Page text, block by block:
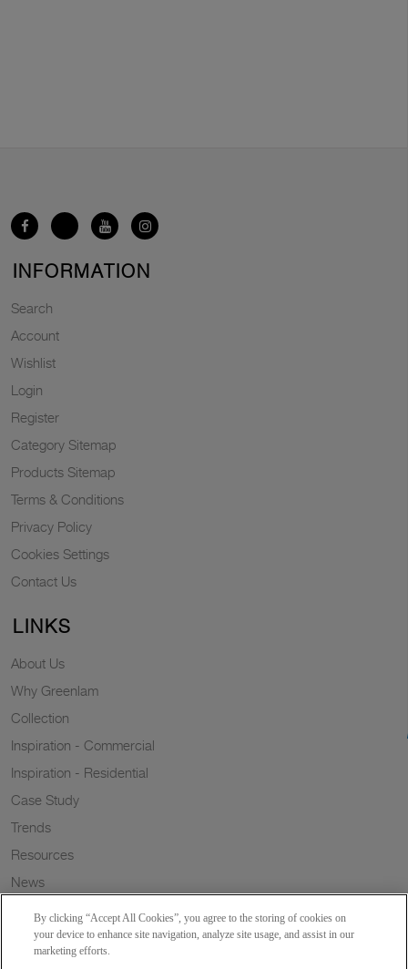
INFORMATION
Search
Account
Wishlist
Login
Register
Category Sitemap
Products Sitemap
Terms & Conditions
Privacy Policy
Cookies Settings
Contact Us
LINKS
About Us
Why Greenlam
Collection
Inspiration - Commercial
Inspiration - Residential
Case Study
Trends
Resources
News
Wish to a Customer
By clicking “Accept All Cookies”, you agree to the storing of cookies on
your device to enhance site navigation, analyze site usage, and assist in our
marketing efforts.